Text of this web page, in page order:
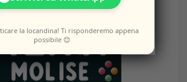
la locandina! Ti risponderemo appena
possibile 😊